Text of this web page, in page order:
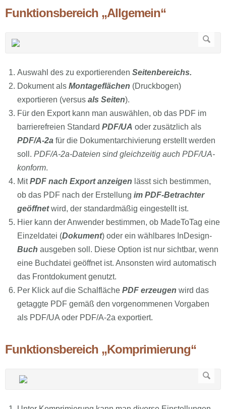
Funktionsbereich „Allgemein“
Auswahl des zu exportierenden Seitenbereichs.
Dokument als Montageflächen (Druckbogen)
exportieren (versus als Seiten).
Für den Export kann man auswählen, ob das PDF im
barrierefreien Standard PDF/UA oder zusätzlich als
PDF/A-2a für die Dokumentarchivierung erstellt werden
soll. PDF/A-2a-Dateien sind gleichzeitig auch PDF/UA-
konform.
MitPDF nach Export anzeigen lässt sich bestimmen,
ob das PDF nach der Erstellung im PDF-Betrachter
geöffnetwird, der standardmäßig eingestellt ist.
Hier kann der Anwender bestimmen, ob MadeToTag eine
Einzeldatei (Dokument) oder ein wählbares InDesign-
Buch ausgeben soll. Diese Option ist nur sichtbar, wenn
eine Buchdatei geöffnet ist. Ansonsten wird automatisch
das Frontdokument genutzt.
Per Klick auf die Schalfläche PDF erzeugen wird das
getaggte PDF gemäß den vorgenommenen Vorgaben
als PDF/UA oder PDF/A-2a exportiert.
Funktionsbereich „Komprimierung“